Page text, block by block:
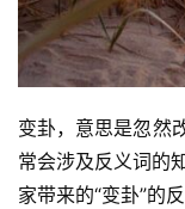
变卦，意思是忽然
常会涉及反义词的
家带来的“变卦”的